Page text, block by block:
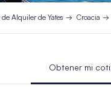
de Alquiler de Yates Croacia
Obtener mi